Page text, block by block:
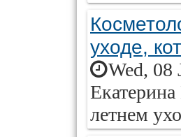
уходе,
Wed, 08
летнем